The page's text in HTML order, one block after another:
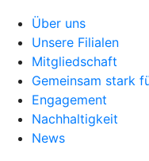
Über uns
Unsere Filialen
Mitgliedschaft
Gemeinsam stark
Engagement
Nachhaltigkeit
News